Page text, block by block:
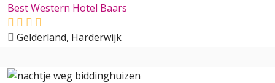
Best Western Hotel Baars
Gelderland, Harderwijk